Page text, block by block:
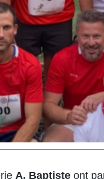
A. Baptiste ont